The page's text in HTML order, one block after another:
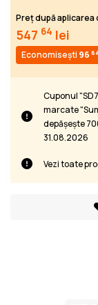
Preț după aplicarea
547 64 lei
Economisești 96
Cuponul
marcate
depășește
31.08.2026
Vezi toate